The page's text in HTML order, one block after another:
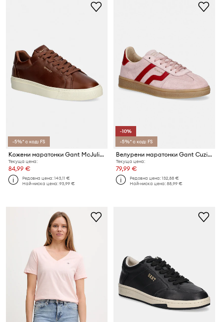
-5%* с код: FS
Кожени маратонки Gant McJulien
Текуща цена:
84,99 €
Редовна цена:143,11 €
Най-ниска цена:93,99 €
-10%
-5%* с код: FS
Велурени маратонки Gant Cuzima
Текуща цена:
79,99 €
Редовна цена:132,88 €
Най-ниска цена:88,99 €